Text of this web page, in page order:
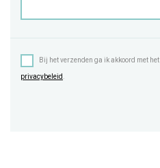
Bij het verzenden ga ik akkoord met het
privacybeleid